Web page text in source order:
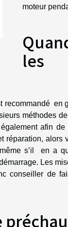
moteur
les
en
méthodes
afin
alors
s’il en a
Les
conseiller de